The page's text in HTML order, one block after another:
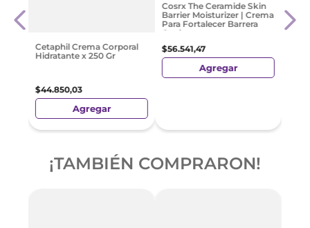
Cetaphil Crema Corporal
Hidratante x 250 Gr
$44.850,03
Agregar
Cosrx The Ceramide Skin
Barrier Moisturizer | Crema
Para Fortalecer Barrera
Cutánea
$56.541,47
Agregar
Para
¡TAMBIÉN COMPRARON!